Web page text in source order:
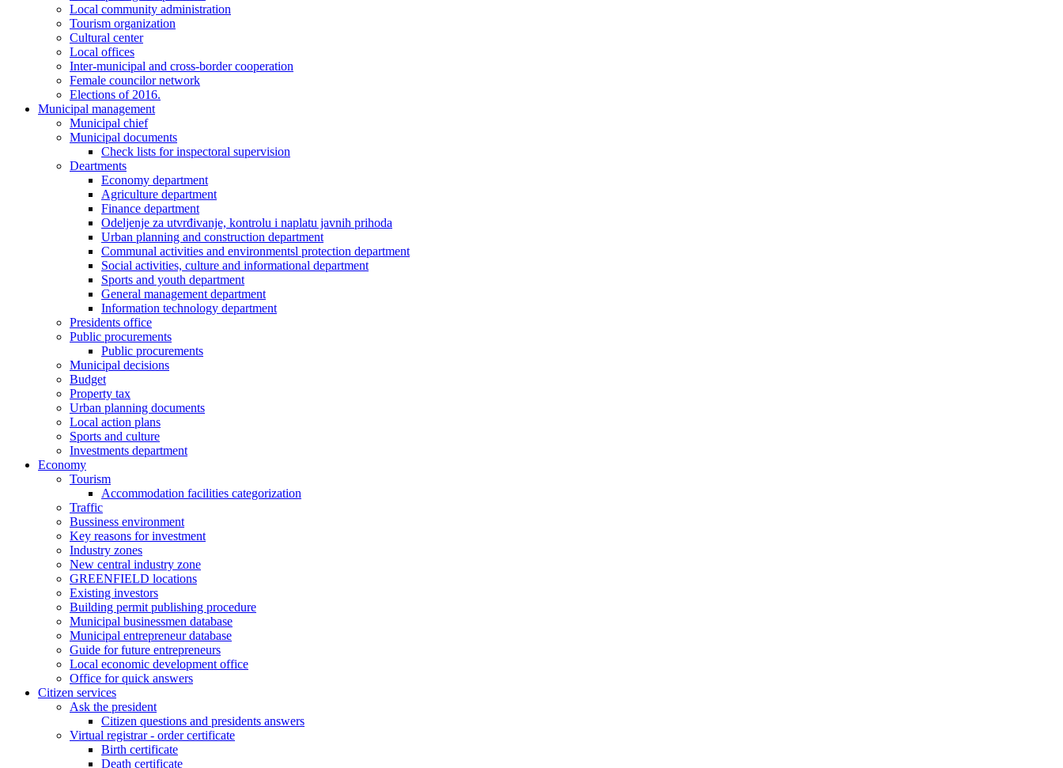
Local community administration
Tourism organization
Cultural center
Local offices
Inter-municipal and cross-border cooperation
Female councilor network
Elections of 2016.
Municipal management
Municipal chief
Municipal documents
Check lists for inspectoral supervision
Deartments
Economy department
Agriculture department
Finance department
Odeljenje za utvrđivanje, kontrolu i naplatu javnih prihoda
Urban planning and construction department
Communal activities and environmentsl protection department
Social activities, culture and informational department
Sports and youth department
General management department
Information technology department
Presidents office
Public procurements
Public procurements
Municipal decisions
Budget
Property tax
Urban planning documents
Local action plans
Sports and culture
Investments department
Economy
Tourism
Accommodation facilities categorization
Traffic
Bussiness environment
Key reasons for investment
Industry zones
New central industry zone
GREENFIELD locations
Existing investors
Building permit publishing procedure
Municipal businessmen database
Municipal entrepreneur database
Guide for future entrepreneurs
Local economic development office
Office for quick answers
Citizen services
Ask the president
Citizen questions and presidents answers
Virtual registrar - order certificate
Birth certificate
Death certificate